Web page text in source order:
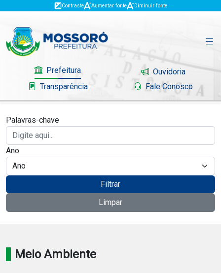
Contraste Aumentar fonte Diminuir fonte
Prefeitura
Ouvidoria
Transparência
Fale Conosco
Governo
Mossoró
Carta de Serviço
Palavras-chave
Ano
Filtrar
Limpar
Meio Ambiente